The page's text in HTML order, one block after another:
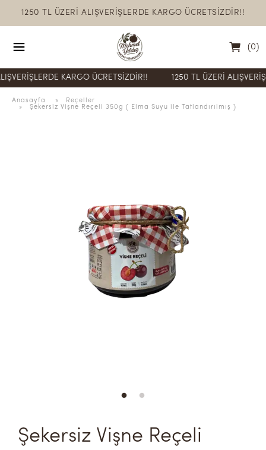
1250 TL ÜZERİ ALIŞVERİŞLERDE KARGO ÜCRETSİZDİR!!
(0)
KARGO ÜCRETSİZDİR!! 1250 TL ÜZERİ
Anasayfa »
Reçeller
» Şekersiz Vişne Reçeli 350g ( Elma Suyu ile Tatlandırılmış )
Şekersiz Vişne Reçeli